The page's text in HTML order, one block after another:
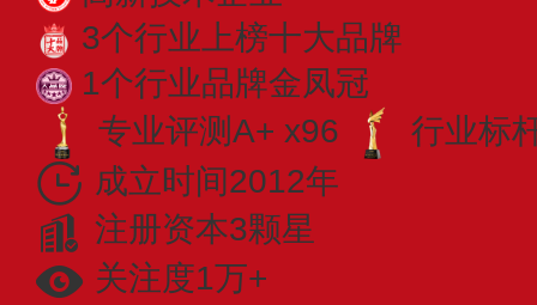
3个行业上榜十大品牌
1个行业品牌金凤冠
专业评测A+ x96
行业标
成立时间2012年
注册资本3颗星
关注度1万+